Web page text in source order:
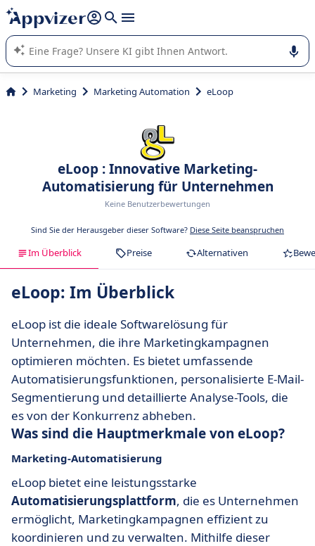
beantworten (mehrere Zeilen mit
Die KI von Appvizer führt Sie bei der Nutzung oder Auswahl
von SaaS-Software in Unternehmen.
Marketing Marketing Automation eLoop
eLoop : Innovative Marketing-
Automatisierung für Unternehmen
Keine Benutzerbewertungen
Sind Sie der Herausgeber dieser Software? Diese Seite beanspruchen
Im Überblick Preise Alternativen
eLoop: Im Überblick
eLoop ist die ideale Softwarelösung für
Unternehmen, die ihre Marketingkampagnen
optimieren möchten. Es bietet umfassende
Automatisierungsfunktionen, personalisierte E-Mail-
Segmentierung und detaillierte Analyse-Tools, die
es von der Konkurrenz abheben.
Was sind die Hauptmerkmale von eLoop?
Marketing-Automatisierung
eLoop bietet eine leistungsstarke
Automatisierungsplattform, die es Unternehmen
ermöglicht, Marketingkampagnen effizient zu
koordinieren und zu verwalten. Mithilfe dieser